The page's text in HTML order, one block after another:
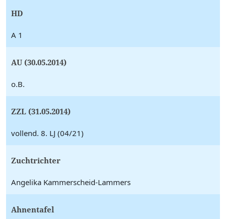
HD
A 1
AU (30.05.2014)
o.B.
ZZL (31.05.2014)
vollend. 8. LJ (04/21)
Zuchtrichter
Angelika Kammerscheid-Lammers
Ahnentafel